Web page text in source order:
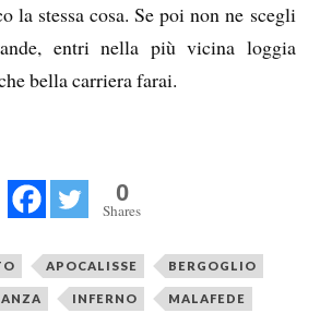
la stessa cosa. Se poi non ne scegli
entri nella più vicina loggia
bella carriera farai.
0
Shares
APOCALISSE BERGOGLIO
INFERNO MALAFEDE